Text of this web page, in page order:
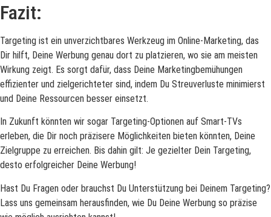
Fazit:
Targeting ist ein unverzichtbares Werkzeug im Online-Marketing, das
Dir hilft, Deine Werbung genau dort zu platzieren, wo sie am meisten
Wirkung zeigt. Es sorgt dafür, dass Deine Marketingbemühungen
effizienter und zielgerichteter sind, indem Du Streuverluste minimierst
und Deine Ressourcen besser einsetzt.
In Zukunft könnten wir sogar Targeting-Optionen auf Smart-TVs
erleben, die Dir noch präzisere Möglichkeiten bieten könnten, Deine
Zielgruppe zu erreichen. Bis dahin gilt: Je gezielter Dein Targeting,
desto erfolgreicher Deine Werbung!
Hast Du Fragen oder brauchst Du Unterstützung bei Deinem Targeting?
Lass uns gemeinsam herausfinden, wie Du Deine Werbung so präzise